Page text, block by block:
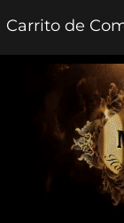
Carrito de